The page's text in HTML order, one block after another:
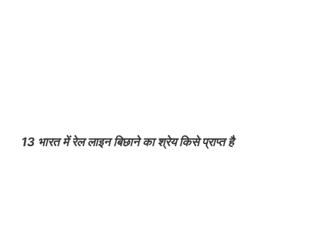
13 भारत में रेल लाइन बिछाने का श्रेय किसे प्राप्त है